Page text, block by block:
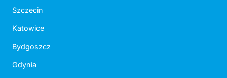
Szczecin
Katowice
Bydgoszcz
Gdynia